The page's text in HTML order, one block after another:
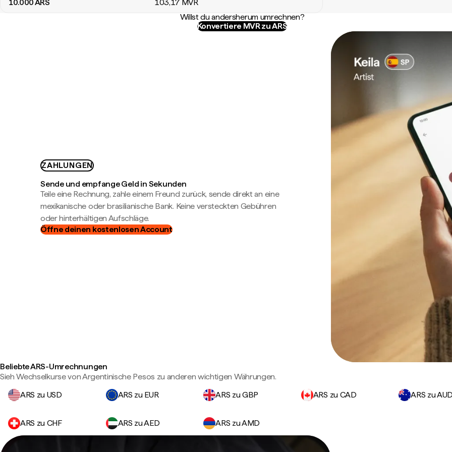
10.000ARS 103,17 MVR
Willst du andersherum umrechnen?
Konvertiere MVR zu ARS
ZAHLUNGEN
Sende und empfange Geld in Sekunden
Teile eine Rechnung, zahle einem Freund zurück, sende direkt an eine
mexikanische oder brasilianische Bank. Keine versteckten Gebühren
oder hinterhältigen Aufschläge.
Öffne deinen kostenlosen Account
Beliebte ARS-Umrechnungen
Sieh Wechselkurse von Argentinische Pesos zu anderen wichtigen Währungen.
ARS zu USD
ARS zu EUR ARS zu GBP ARS zu CAD ARS zu
ARS zu CHF ARS zu AED ARS zu AMD